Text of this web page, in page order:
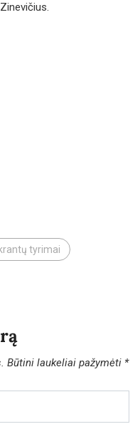
.
tyrimai
Būtini laukeliai pažymėti *